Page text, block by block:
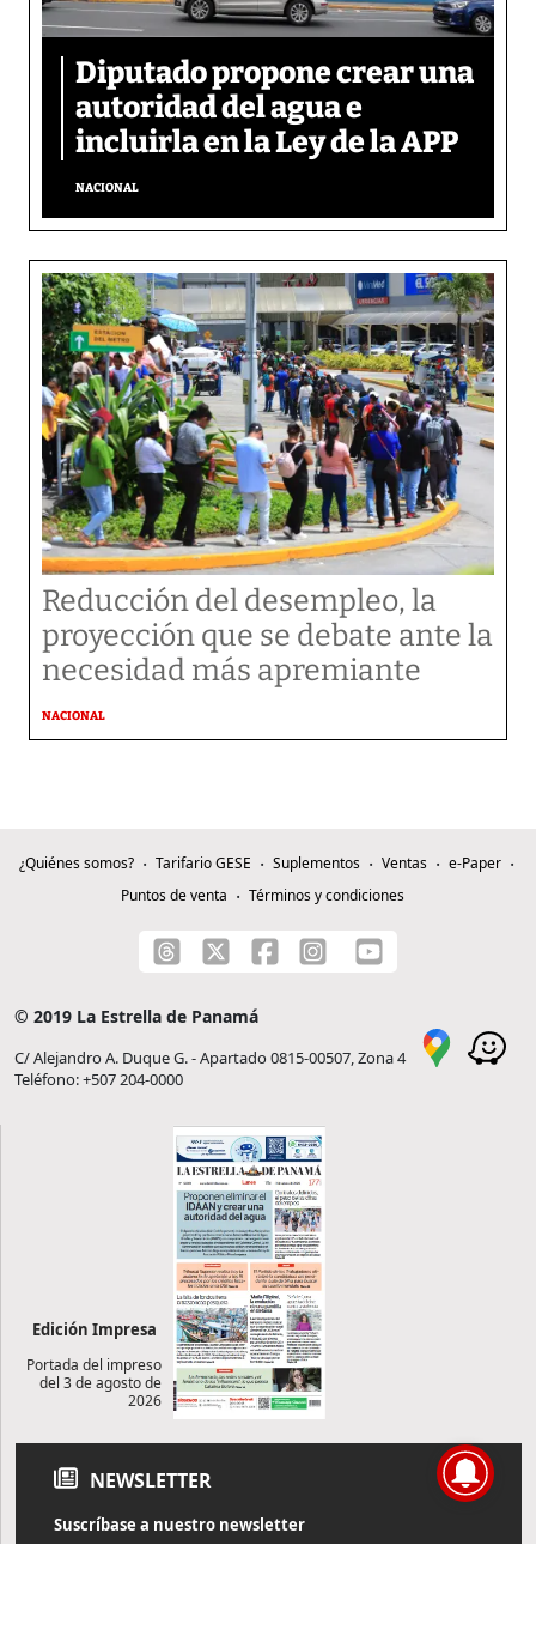
Diputado propone crear una
autoridad del agua e
incluirla en la Ley de la APP
NACIONAL
Reducción del desempleo, la
proyección que se debate ante la
necesidad más apremiante
NACIONAL
¿Quiénes somos? Tarifario GESE Suplementos Ventas
e-Paper
Puntos de venta
Términos y condiciones
© 2019 La Estrella de Panamá
C/ Alejandro A. Duque G. - Apartado 0815-00507, Zona 4
Teléfono: +507 204-0000
Edición Impresa
Portada del impreso
del 3 de agosto de
2026
NEWSLETTER
Suscríbase a nuestro newsletter
Reciba diariamente información de actualidad directamente en